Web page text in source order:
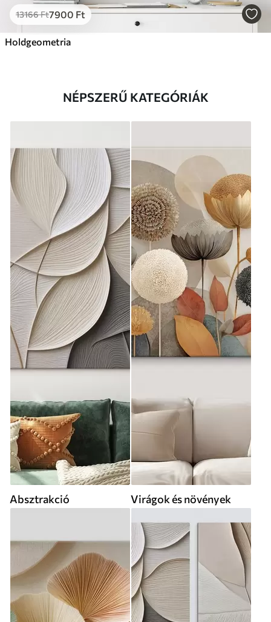
13166Ft7900 Ft
Holdgeometria
NÉPSZERŰ KATEGÓRIÁK
Absztrakció Virágok és növények